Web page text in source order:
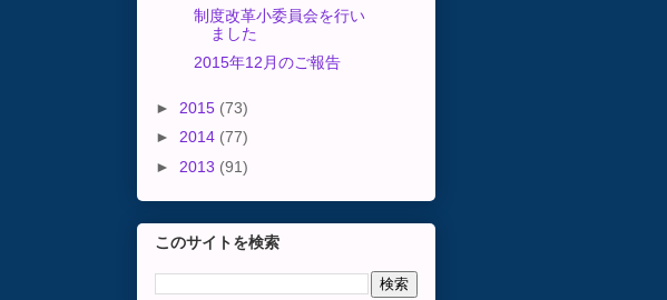
制度改革小委員会を行い
ました
2015年12月のご報告
► 2015 (73)
► 2014 (77)
► 2013 (91)
このサイトを検索